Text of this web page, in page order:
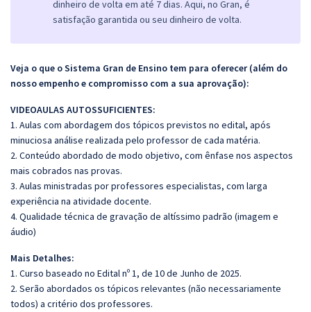
dinheiro de volta em até 7 dias. Aqui, no Gran, é
satisfação garantida ou seu dinheiro de volta.
Veja o que o Sistema Gran de Ensino tem para oferecer (além do
nosso empenho e compromisso com a sua aprovação):
VIDEOAULAS AUTOSSUFICIENTES:
1. Aulas com abordagem dos tópicos previstos no edital, após
minuciosa análise realizada pelo professor de cada matéria.
2. Conteúdo abordado de modo objetivo, com ênfase nos aspectos
mais cobrados nas provas.
3. Aulas ministradas por professores especialistas, com larga
experiência na atividade docente.
4. Qualidade técnica de gravação de altíssimo padrão (imagem e
áudio)
Mais Detalhes:
1. Curso baseado no Edital nº 1, de 10 de Junho de 2025.
2. Serão abordados os tópicos relevantes (não necessariamente
todos) a critério dos professores.